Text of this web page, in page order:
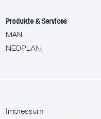
Produkte & Services
MAN
NEOPLAN
Impressum